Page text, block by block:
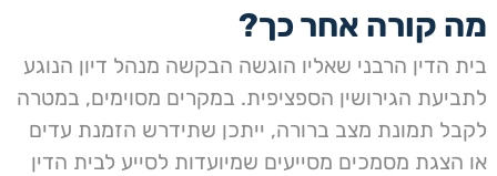
מה קורה אחר כך?
בית הדין הרבני שאליו הוגשה הבקשה מנהל דיון הנוגע
לתביעת הגירושין הספציפית. במקרים מסוימים, במטרה
לקבל תמונת מצב ברורה, ייתכן שתידרש הזמנת עדים
או הצגת מסמכים מסייעים שמיועדות לסייע לבית הדין